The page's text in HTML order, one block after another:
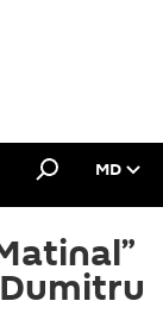
MD